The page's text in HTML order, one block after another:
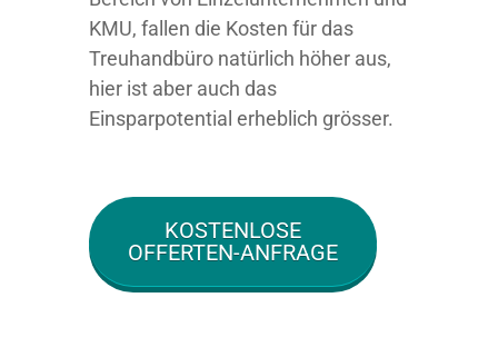
KMU, fallen die Kosten für das
Treuhandbüro natürlich höher aus,
hier ist aber auch das
Einsparpotential erheblich grösser.
KOSTENLOSE
OFFERTEN-ANFRAGE